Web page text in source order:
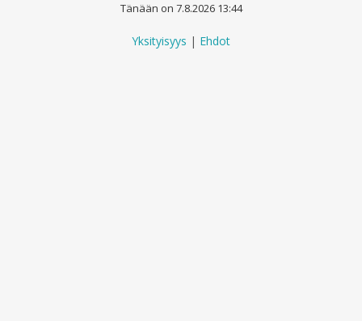
Tänään on 7.8.2026 13:44
Yksityisyys | Ehdot